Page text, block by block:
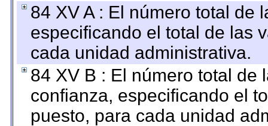
84 XV A : El número total de
especificando el total de las
cada unidad administrativa.
84 XV B : El número total de
confianza, especificando el
puesto, para cada unidad